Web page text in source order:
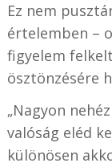
Ez nem
értelemben –
figyelem
ösztönzésére
„Nagyon
valóság eléd
különösen